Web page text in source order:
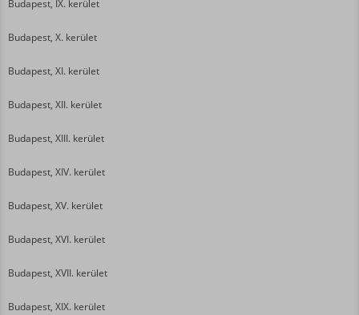
Budapest, IX. kerület
Budapest, X. kerület
Budapest, XI. kerület
Budapest, XII. kerület
Budapest, XIII. kerület
Budapest, XIV. kerület
Budapest, XV. kerület
Budapest, XVI. kerület
Budapest, XVII. kerület
Budapest, XIX. kerület